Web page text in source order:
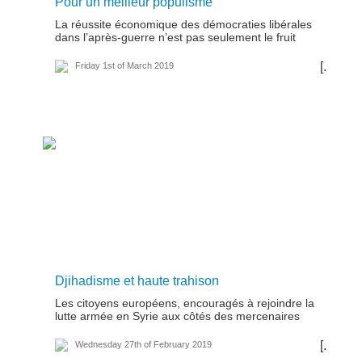
La réussite économique des démocraties libérales
dans l’après-guerre n’est pas seulement le fruit
Friday 1st of March 2019 [...]
Djihadisme et haute trahison
Les citoyens européens, encouragés à rejoindre la
lutte armée en Syrie aux côtés des mercenaires
Wednesday 27th of February 2019 [...]